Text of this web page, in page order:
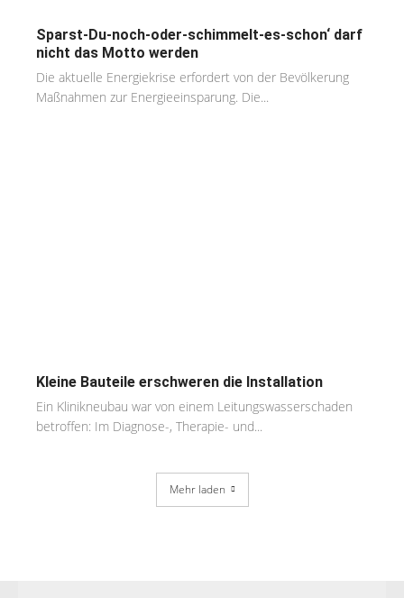
Sparst-Du-noch-oder-schimmelt-es-schon‘ darf
nicht das Motto werden
Die aktuelle Energiekrise erfordert von der Bevölkerung
Maßnahmen zur Energieeinsparung. Die...
Kleine Bauteile erschweren die Installation
Ein Klinikneubau war von einem Leitungswasserschaden
betroffen: Im Diagnose-, Therapie- und...
Mehr laden